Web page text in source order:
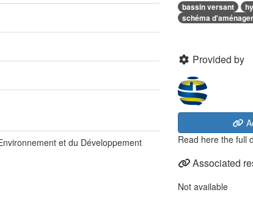
et du Développement
bassin versant
schéma
Provided by
Read here the full
Associated
Not available